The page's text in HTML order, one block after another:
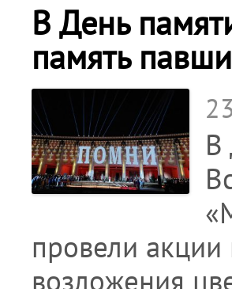
В День
память
В
провели
возложения